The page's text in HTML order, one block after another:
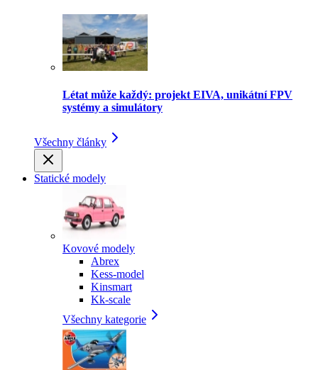
Létat může každý: projekt EIVA, unikátní FPV
systémy a simulátory
Všechny články
Statické modely
Kovové modely
Abrex
Kess-model
Kinsmart
Kk-scale
Všechny kategorie